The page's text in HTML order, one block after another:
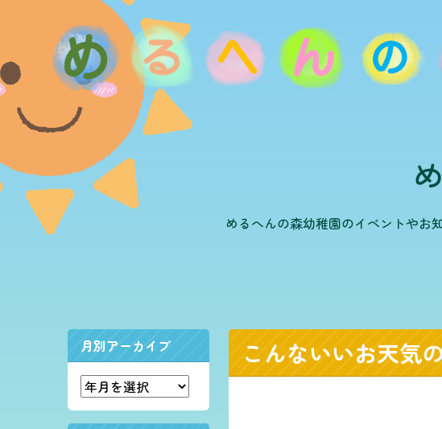
めるへんの森幼稚園のイベントやお
月別アーカイブ こんないいお天気